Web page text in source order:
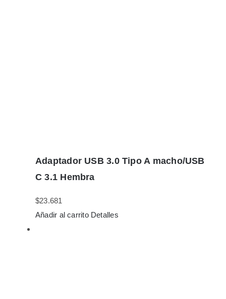
Adaptador USB 3.0 Tipo A macho/USB
C 3.1 Hembra
$23.681
Añadir al carrito Detalles